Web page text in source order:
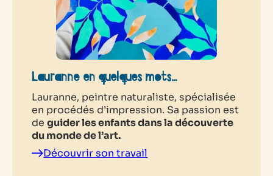
Lauranne en quelques mots…
Lauranne, peintre naturaliste, spécialisée
en procédés d’impression. Sa passion est
de guider les enfants dans la découverte
du monde de l’art.
Découvrir son travail